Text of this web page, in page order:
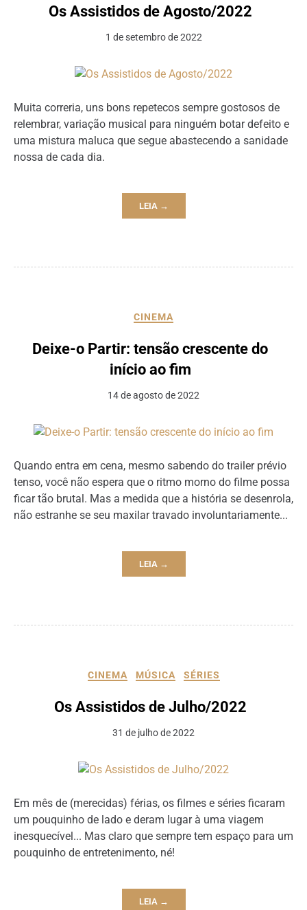
Os Assistidos de Agosto/2022
1 de setembro de 2022
Muita correria, uns bons repetecos sempre gostosos de
relembrar, variação musical para ninguém botar defeito e
uma mistura maluca que segue abastecendo a sanidade
nossa de cada dia.
LEIA →
CINEMA
Deixe-o Partir: tensão crescente do
início ao fim
14 de agosto de 2022
Quando entra em cena, mesmo sabendo do trailer prévio
tenso, você não espera que o ritmo morno do filme possa
ficar tão brutal. Mas a medida que a história se desenrola,
não estranhe se seu maxilar travado involuntariamente...
LEIA →
CINEMA MÚSICA SÉRIES
Os Assistidos de Julho/2022
31 de julho de 2022
Em mês de (merecidas) férias, os filmes e séries ficaram
um pouquinho de lado e deram lugar à uma viagem
inesquecível... Mas claro que sempre tem espaço para um
pouquinho de entretenimento, né!
LEIA →